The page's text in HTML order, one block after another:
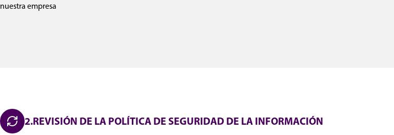
nuestra empresa
2.REVISIÓN DE LA POLÍTICA DE SEGURIDAD DE LA INFORMACIÓN